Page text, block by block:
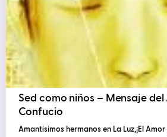
Sed como niños – Mensaje del
Confucio
Amantísimos hermanos en La Luz,¡El